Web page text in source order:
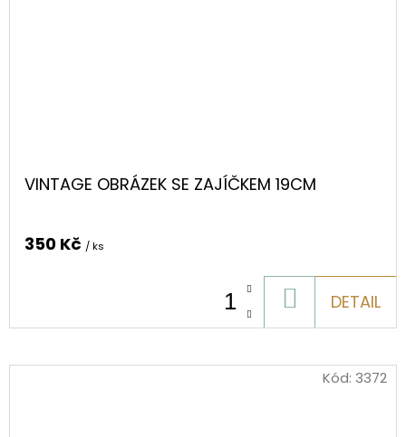
VINTAGE OBRÁZEK SE ZAJÍČKEM 19CM
350 Kč / ks
KOŠÍKU
DETAIL
Kód: 3372